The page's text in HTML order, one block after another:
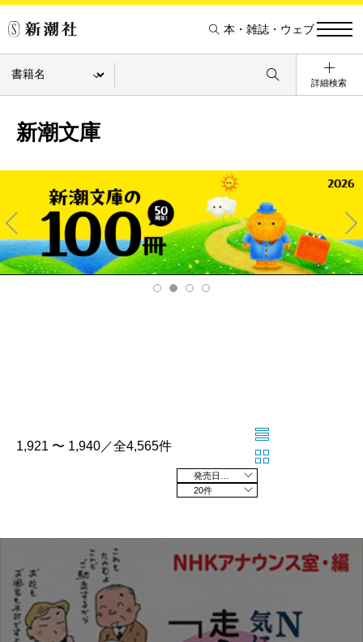
本・雑誌・ウェブ
詳細検索
新潮文庫
Pre
v
Ne
xt
1,921 〜 1,940／全4,565件
20件